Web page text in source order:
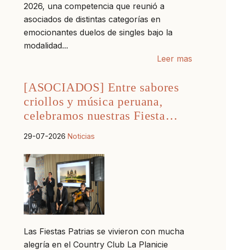
2026, una competencia que reunió a
asociados de distintas categorías en
emocionantes duelos de singles bajo la
modalidad...
Leer mas
[ASOCIADOS] Entre sabores
criollos y música peruana,
celebramos nuestras Fiesta…
29-07-2026 Noticias
Las Fiestas Patrias se vivieron con mucha
alegría en el Country Club La Planicie